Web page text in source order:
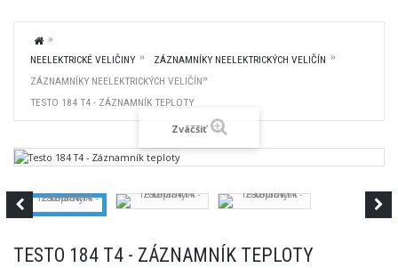
NEELEKTRICKÉ VELIČINY
ZÁZNAMNÍKY NEELEKTRICKÝCH VELIČÍN
ZÁZNAMNÍKY NEELEKTRICKÝCH VELIČÍN
TESTO 184 T4 - ZÁZNAMNÍK TEPLOTY
Zväčšiť
TESTO 184 T4 - ZÁZNAMNÍK TEPLOTY